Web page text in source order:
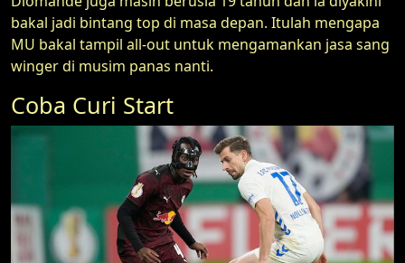
bakal jadi bintang top di masa depan. Itulah mengapa
MU bakal tampil all-out untuk mengamankan jasa sang
winger di musim panas nanti.
Coba Curi Start